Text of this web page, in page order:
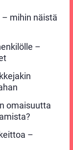
mihin näistä
–
omaisuutta
–